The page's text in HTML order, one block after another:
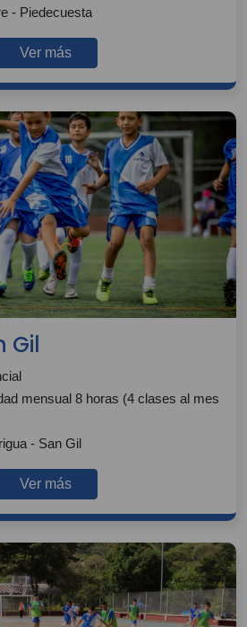
- Piedecuesta
Ver más
Gil
mensual 8 horas (4 clases al mes
- San Gil
Ver más